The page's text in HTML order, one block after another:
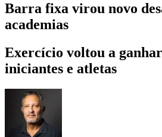
Barra fixa virou novo
academias
Exercício voltou a
iniciantes e atletas